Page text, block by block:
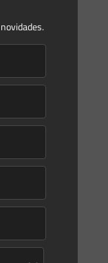
país é a
de nossa
cada[…]
7
8
23
24